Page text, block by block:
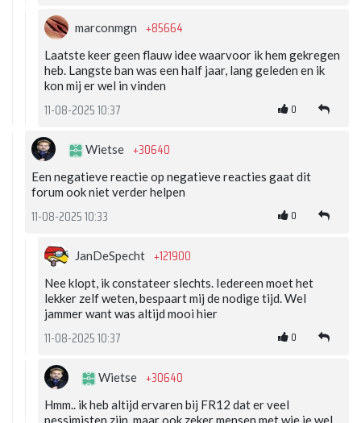
marconmgn +85664
Laatste keer geen flauw idee waarvoor ik hem gekregen
heb. Langste ban was een half jaar, lang geleden en ik
kon mij er wel in vinden
11-08-2025 10:37 0
Wietse +30640
Een negatieve reactie op negatieve reacties gaat dit
forum ook niet verder helpen
11-08-2025 10:33 0
JanDeSpecht +121900
Nee klopt, ik constateer slechts. Iedereen moet het
lekker zelf weten, bespaart mij de nodige tijd. Wel
jammer want was altijd mooi hier
11-08-2025 10:37 0
Wietse +30640
Hmm.. ik heb altijd ervaren bij FR12 dat er veel
pessimisten zijn, maar ook zeker mensen met wie je wel